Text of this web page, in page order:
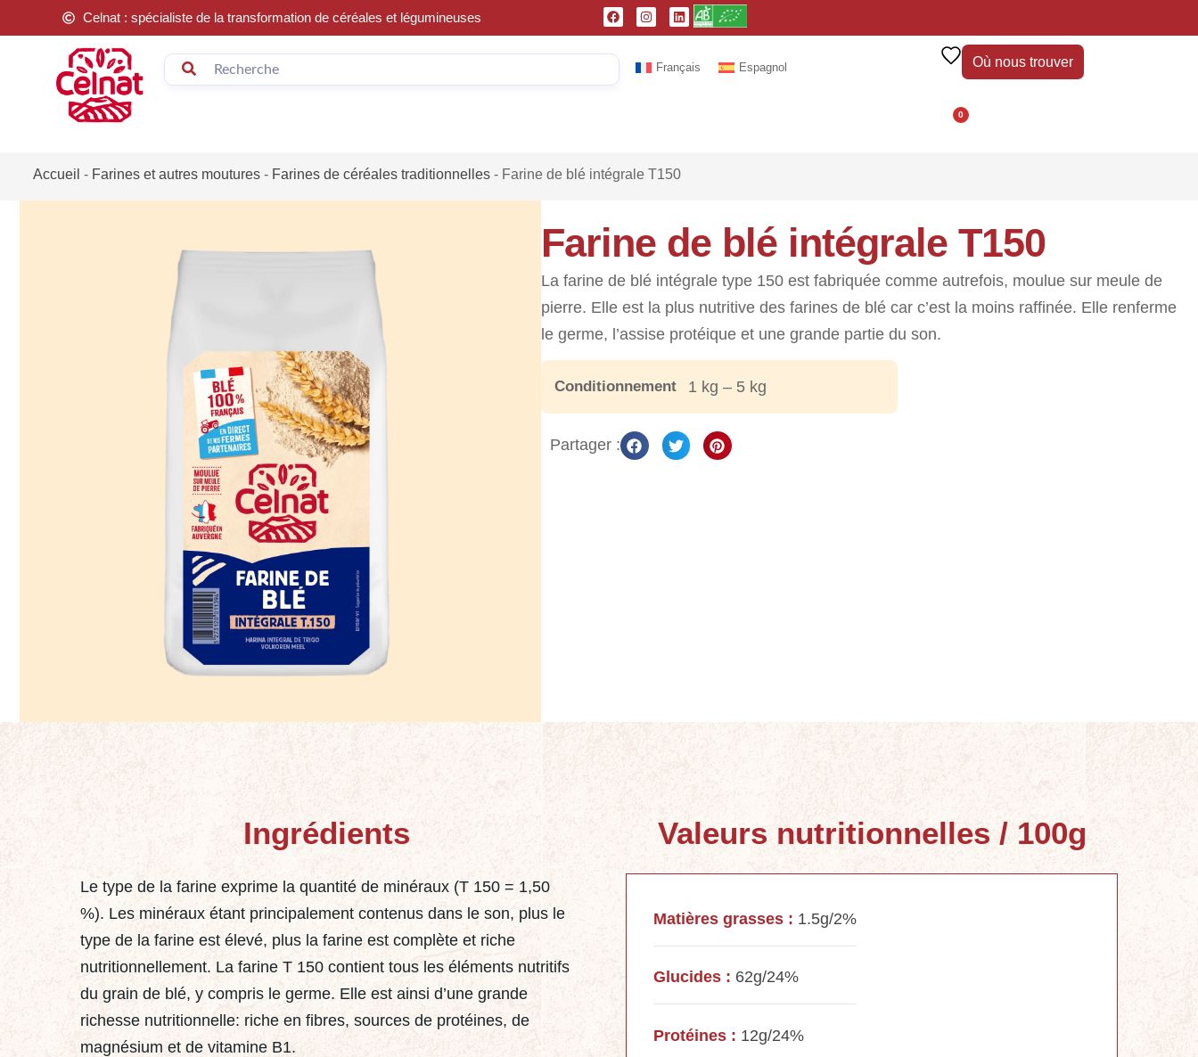
Celnat : spécialiste de la transformation de céréales et légumineuses
Français Espagnol
0
Où nous trouver
Accueil - Farines et autres moutures - Farines de céréales traditionnelles - Farine de blé intégrale T150
Farine de blé intégrale T150
La farine de blé intégrale type 150 est fabriquée comme autrefois, moulue sur meule de
pierre. Elle est la plus nutritive des farines de blé car c’est la moins raffinée. Elle renferme
le germe, l’assise protéique et une grande partie du son.
Conditionnement 1 kg – 5 kg
Partager :
Ingrédients
Le type de la farine exprime la quantité de minéraux (T 150 = 1,50
%). Les minéraux étant principalement contenus dans le son, plus le
type de la farine est élevé, plus la farine est complète et riche
nutritionnellement. La farine T 150 contient tous les éléments nutritifs
du grain de blé, y compris le germe. Elle est ainsi d’une grande
richesse nutritionnelle: riche en fibres, sources de protéines, de
magnésium et de vitamine B1.
Valeurs nutritionnelles / 100g
Matières grasses : 1.5g/2%
Glucides : 62g/24%
Protéines : 12g/24%